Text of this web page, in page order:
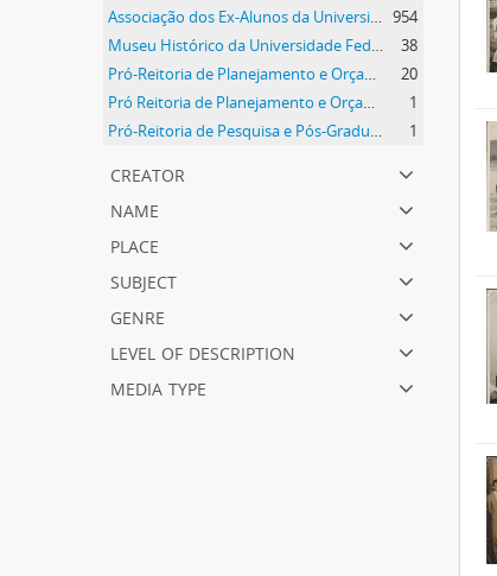
Associação dos Ex-Alunos da Universidade Federal de Viçosa (AEA) 954
Museu Histórico da Universidade Federal de Viçosa
38
Pró-Reitoria de Planejamento e Orçamento
20
Pró Reitoria de Planejamento e Orçamento
1
Pró-Reitoria de Pesquisa e Pós-Graduação
1
creator
name
place
subject
genre
level of description
media type